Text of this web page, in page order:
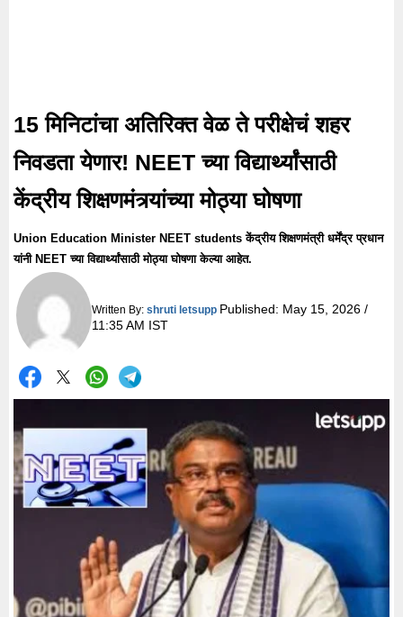
15 मिनिटांचा अतिरिक्त वेळ ते परीक्षेचं शहर
निवडता येणार! NEET च्या विद्यार्थ्यांसाठी
केंद्रीय शिक्षणमंत्र्यांच्या मोठ्या घोषणा
Union Education Minister NEET students केंद्रीय शिक्षणमंत्री धर्मेंद्र प्रधान
यांनी NEET च्या विद्यार्थ्यांसाठी मोठ्या घोषणा केल्या आहेत.
Written By: shruti letsupp Published: May 15, 2026 /
11:35 AM IST